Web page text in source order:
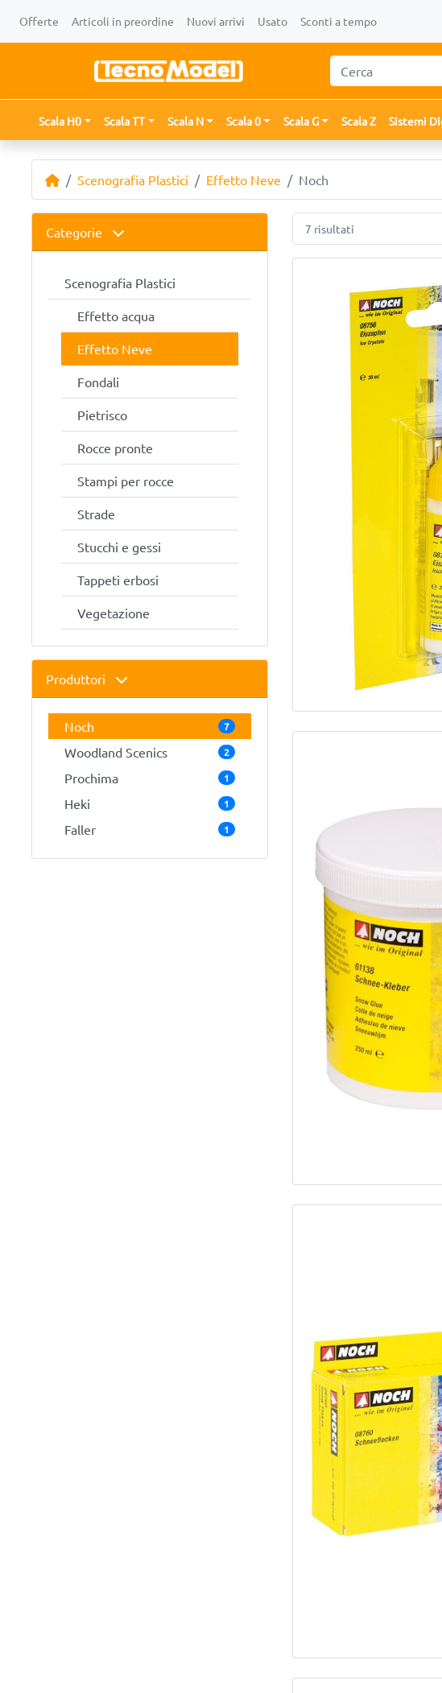
Offerte Articoli in preordine Nuovi arrivi Usato Sconti a tempo
Scala H0 Scala TT Scala N Scala 0 Scala G Scala Z Sistemi
Scenografia Plastici Effetto Neve Noch
Categorie
Scenografia Plastici
Effetto acqua
Effetto Neve
Fondali
Pietrisco
Rocce pronte
Stampi per rocce
Strade
Stucchi e gessi
Tappeti erbosi
Vegetazione
Produttori
Noch 7
Woodland Scenics 2
Prochima 1
Heki 1
Faller 1
7 risultati